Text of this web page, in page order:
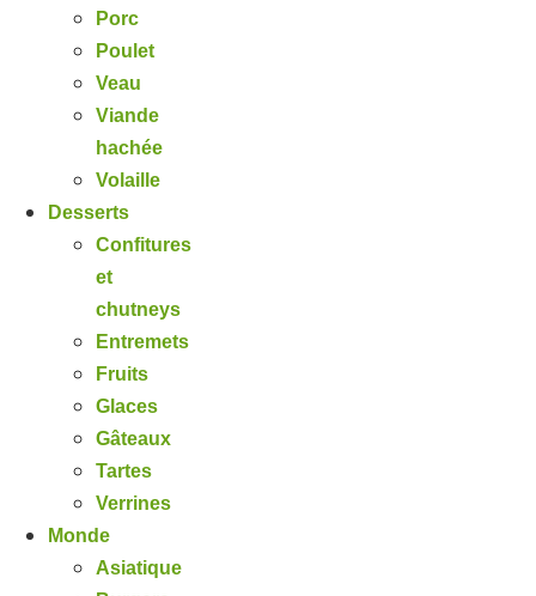
Porc
Poulet
Veau
Viande
hachée
Volaille
Desserts
Confitures
et
chutneys
Entremets
Fruits
Glaces
Gâteaux
Tartes
Verrines
Monde
Asiatique